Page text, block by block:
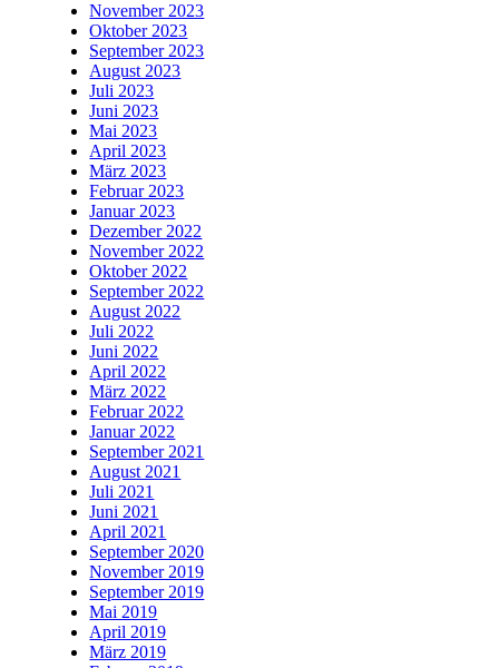
November 2023
Oktober 2023
September 2023
August 2023
Juli 2023
Juni 2023
Mai 2023
April 2023
März 2023
Februar 2023
Januar 2023
Dezember 2022
November 2022
Oktober 2022
September 2022
August 2022
Juli 2022
Juni 2022
April 2022
März 2022
Februar 2022
Januar 2022
September 2021
August 2021
Juli 2021
Juni 2021
April 2021
September 2020
November 2019
September 2019
Mai 2019
April 2019
März 2019